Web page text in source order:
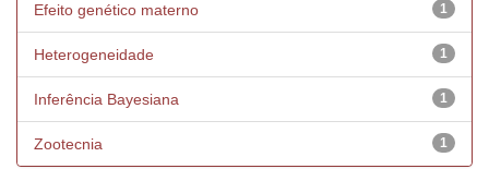
1
Efeito genético materno
1
Heterogeneidade
1
Inferência Bayesiana
1
Zootecnia